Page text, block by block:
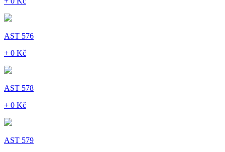
AST 576
+ 0 Kč
AST 578
+ 0 Kč
AST 579